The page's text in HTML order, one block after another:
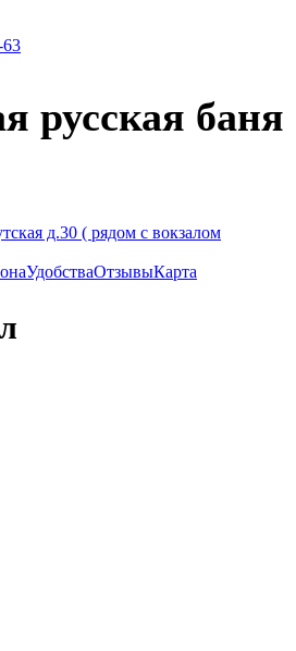
63
русская баня
д.30 ( рядом с вокзалом
УдобстваОтзывыКарта